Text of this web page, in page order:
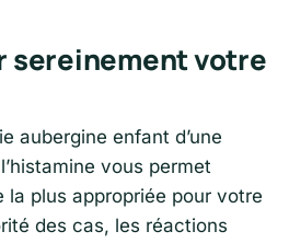
sereinement votre
aubergine enfant d’une
vous permet
la plus appropriée pour votre
des cas, les réactions